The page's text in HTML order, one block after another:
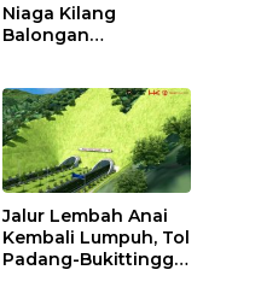
Niaga Kilang
Balongan
Masyarakat melalui
Pemeriksaan
Kesehatan Rutin
dan Edukasi
Perawatan Gigi
Jalur Lembah Anai
Kembali Lumpuh, Tol
Padang-Bukittinggi